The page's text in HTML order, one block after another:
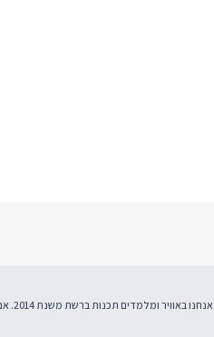
אנחנו באוויר ומלמדים תכנות ברשת משנת 2014. אם אתם כאן זה אומר שאתם מסכימים ל